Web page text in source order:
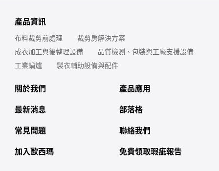
產品資訊
布料裁剪前處理
裁剪房解決方案
成衣加工與後整理設備
品質檢測、包裝與工廠支援設備
工業鍋爐
製衣輔助設備與配件
關於我們 產品應用
最新消息 部落格
常見問題 聯絡我們
加入歐西瑪 免費領取瑕疵報告